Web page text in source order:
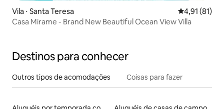
Vila ⋅ Santa Teresa 4,91 de uma
4,91 (81)
Casa Mirame - Brand New Beautiful Ocean View Villa
Destinos para conhecer
Outros tipos de acomodações Coisas para fazer